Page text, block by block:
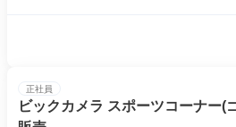
正社員
ビックカメラ スポーツコーナー(